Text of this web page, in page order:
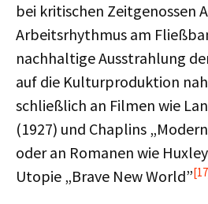
bei kritischen Zeitgenossen
Arbeitsrhythmus am
nachhaltige Ausstrahlung
auf die Kulturproduktion
schließlich an Filmen wie
(1927) und Chaplins
oder an Romanen wie
Utopie „Brave New World”